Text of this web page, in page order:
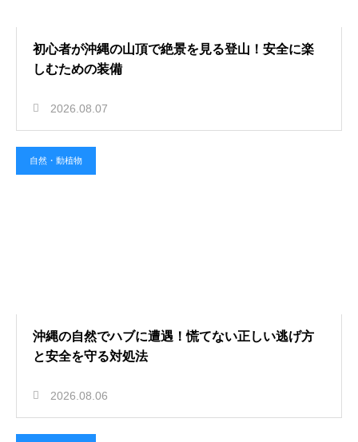
初心者が沖縄の山頂で絶景を見る登山！安全に楽
しむための装備
2026.08.07
自然・動植物
沖縄の自然でハブに遭遇！慌てない正しい逃げ方
と安全を守る対処法
2026.08.06